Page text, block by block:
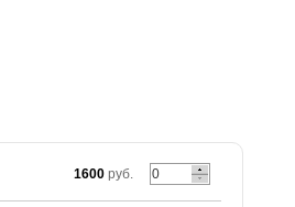
1600 руб.